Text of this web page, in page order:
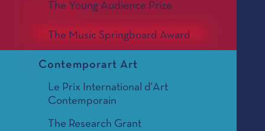
The Young Audience Prize
The Music Springboard Award
Contemporart Art
Le Prix International d'Art
Contemporain
The Research Grant
For all$
Le Prix de Composition Musicale, édition 1985